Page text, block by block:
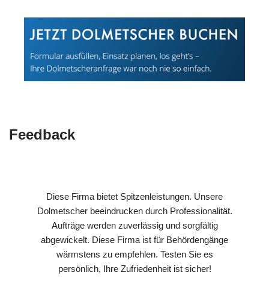
Feedback
Diese Firma bietet Spitzenleistungen. Unsere
Dolmetscher beeindrucken durch Professionalität.
Aufträge werden zuverlässig und sorgfältig
abgewickelt. Diese Firma ist für Behördengänge
wärmstens zu empfehlen. Testen Sie es
persönlich, Ihre Zufriedenheit ist sicher!